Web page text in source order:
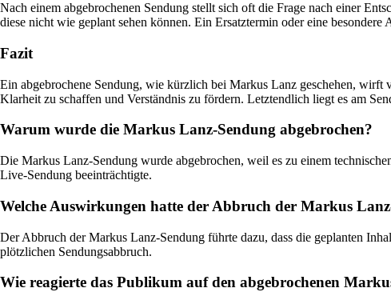
Nach einem abgebrochenen Sendung stellt sich oft die Frage nach einer
diese nicht wie geplant sehen können. Ein Ersatztermin oder eine
Fazit
Ein abgebrochene Sendung, wie kürzlich bei Markus Lanz geschehen,
Klarheit zu schaffen und Verständnis zu fördern. Letztendlich liegt es am
Warum wurde die Markus Lanz-Sendung abgebrochen?
Die Markus Lanz-Sendung wurde abgebrochen, weil es zu einem
Live-Sendung beeinträchtigte.
Welche Auswirkungen hatte der Abbruch der Markus
Der Abbruch der Markus Lanz-Sendung führte dazu, dass die geplanten
plötzlichen Sendungsabbruch.
Wie reagierte das Publikum auf den abgebrochenen